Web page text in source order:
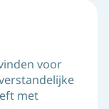
voor
met